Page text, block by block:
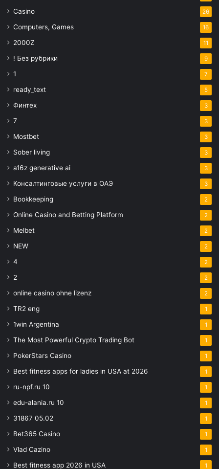
Casino 26
Computers, Games 16
2000Z 11
! Без рубрики 9
1 7
ready_text 5
Финтех 3
7 3
Mostbet 3
Sober living 3
a16z generative ai 3
Консалтинговые услуги в ОАЭ 3
Bookkeeping 2
Online Casino and Betting Platform 2
Melbet 2
NEW 2
4 2
2 2
online casino ohne lizenz 2
TR2 eng 1
1win Argentina 1
The Most Powerful Crypto Trading Bot 1
PokerStars Casino 1
Best fitness apps for ladies in USA at 2026 1
ru-npf.ru 10 1
edu-alania.ru 10 1
31867 05.02 1
Bet365 Casino 1
Vlad Cazino 1
Best fitness app 2026 in USA 1